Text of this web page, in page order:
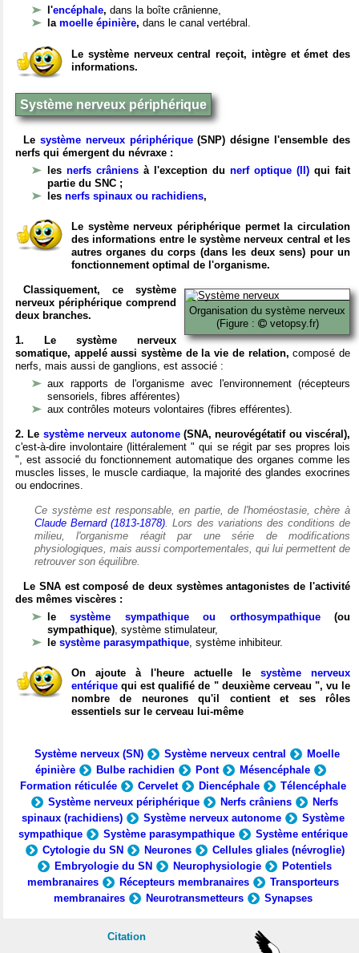
l'encéphale, dans la boîte crânienne,
la moelle épinière, dans le canal vertébral.
Le système nerveux central reçoit, intègre et émet des
informations.
Système nerveux périphérique
Le système nerveux périphérique(SNP) désigne l'ensemble des
nerfs qui émergent du névraxe :
les nerfs crâniens à l'exception du nerf optique (II) qui fait
partie du SNC ;
les nerfs spinaux ou rachidiens,
Le système nerveux périphérique permet la circulation
des informations entre le système nerveux central et les
autres organes du corps (dans les deux sens) pour un
fonctionnement optimal de l'organisme.
Organisation du système nerveux
(Figure :
vetopsy.fr)
Classiquement, ce système
nerveux périphérique comprend
deux branches.
1. Le système nerveux
somatique, appelé aussi système de la vie de relation, composé de
nerfs, mais aussi de ganglions, est associé :
aux rapports de l'organisme avec l'environnement (récepteurs
sensoriels, fibres afférentes)
aux contrôles moteurs volontaires (fibres efférentes).
2. Le système nerveux autonome(SNA, neurovégétatif ou viscéral),
c'est-à-dire involontaire (littéralement " qui se régit par ses propres lois
", est associé du fonctionnement automatique des organes comme les
muscles lisses, le muscle cardiaque, la majorité des glandes exocrines
ou endocrines.
Ce système est responsable, en partie, de l'homéostasie, chère à
Claude Bernard (1813-1878). Lors des variations des conditions de
milieu, l'organisme réagit par une série de modifications
physiologiques, mais aussi comportementales, qui lui permettent de
retrouver son équilibre.
Le SNA est composé de deux systèmes antagonistes de l'activité
des mêmes viscères :
lesystème sympathique ou orthosympathique(ou
sympathique), système stimulateur,
le système parasympathique, système inhibiteur.
On ajoute à l'heure actuelle le système nerveux
entérique qui est qualifié de " deuxième cerveau ", vu le
nombre de neurones qu'il contient et ses rôles
essentiels sur le cerveau lui-même
Système nerveux (SN) Système nerveux central
Moelle
épinière
Bulbe rachidien Pont
Mésencéphale
Formation réticulée
Cervelet Diencéphale
Télencéphale
Système nerveux périphérique
Nerfs crâniens
Nerfs
spinaux (rachidiens)
Système nerveux autonome
Système
sympathique
Système parasympathique
Système entérique
Cytologie du SN
Neurones
Cellules gliales (névroglie)
Embryologie du SN
Neurophysiologie
Potentiels
membranaires
Récepteurs membranaires
Transporteurs
membranaires
Neurotransmetteurs Synapses
Citation